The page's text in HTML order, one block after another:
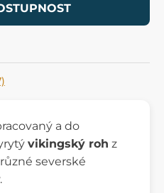
a do
vikingský roh z
severské